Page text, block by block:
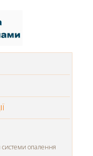
системи опалення